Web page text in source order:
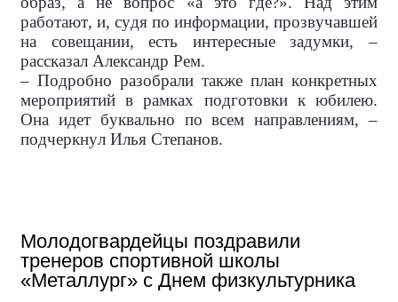
работают, и, судя по информации, прозвучавшей
на совещании, есть интересные задумки, –
рассказал Александр Рем.
– Подробно разобрали также план конкретных
мероприятий в рамках подготовки к юбилею.
Она идет буквально по всем направлениям, –
подчеркнул Илья Степанов.
Молодогвардейцы поздравили
тренеров спортивной школы
«Металлург» с Днем физкультурника